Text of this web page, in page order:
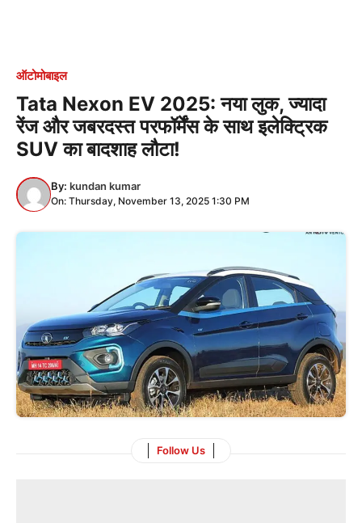
ऑटोमोबाइल
Tata Nexon EV 2025: नया लुक, ज्यादा
रेंज और जबरदस्त परफॉर्मेंस के साथ इलेक्ट्रिक
SUV का बादशाह लौटा!
By: kundan kumar
On: Thursday, November 13, 2025 1:30 PM
Follow Us